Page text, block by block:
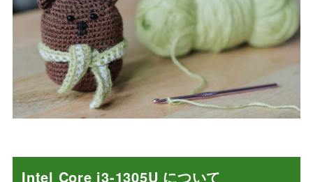
Intel Core i3-1305U について